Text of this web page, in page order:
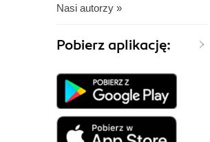
Nasi autorzy »
Pobierz aplikację: